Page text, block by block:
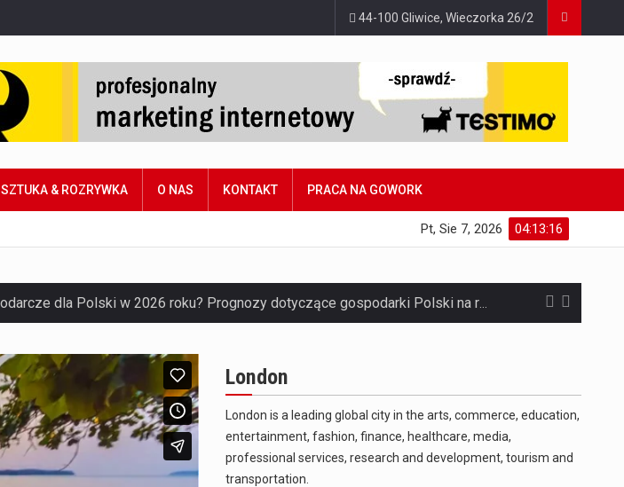
44-100 Gliwice, Wieczorka 26/2
SZTUKA & ROZRYWKA O NAS KONTAKT PRACA NA GOWORK
04:13:17
Pt, Sie 7, 2026
Jaką dynamikę wzrostu PKB przewidują prognozy gospodarcze dla Polski w 2026 roku? Prognozy dotyczące gospodarki Polski na rok 2026 sugerują, że Produkt Krajowy Brutto (PKB)…
Czym były starożytne igrzyska olimpijskie w Grecji? Starożytne igrzyska olimpijskie odgrywały kluczową rolę w dziejach Grecji. Co cztery lata, w pięknej Olimpii, odbywały się te…
London
London is a leading global city in the arts, commerce, education,
entertainment, fashion, finance, healthcare, media,
professional services, research and development, tourism and
transportation.